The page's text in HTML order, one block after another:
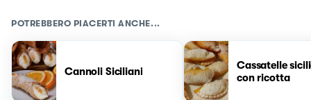
POTREBBERO PIACERTI ANCHE...
Cannoli Siciliani
Cassatelle
con ricotta